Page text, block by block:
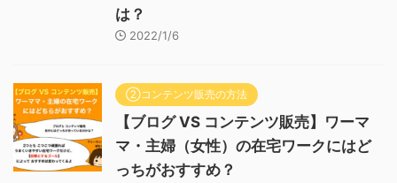
は？
2022/1/6
②コンテンツ販売の方法
【ブログ VS コンテンツ販売】ワーマ
マ・主婦（女性）の在宅ワークにはど
っちがおすすめ？